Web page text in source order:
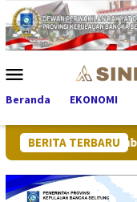
Loncat
ke
konten
Menu
Mobile
Beranda EKONOMI
BERITA TERBARU
Tumbuh Positif